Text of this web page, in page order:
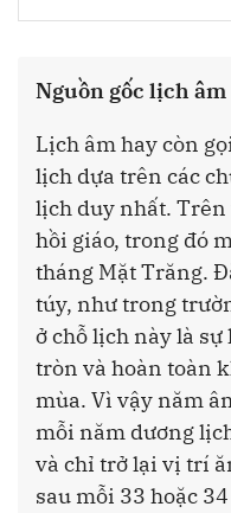
Nguồn gốc lịch âm
Lịch âm hay còn
lịch dựa trên các
lịch duy nhất. Trên
hồi giáo, trong đó
tháng Mặt Trăng.
túy, như trong
ở chỗ lịch này là
tròn và hoàn toàn
mùa. Vì vậy năm
mỗi năm dương
và chỉ trở lại vị trí
sau mỗi 33 hoặc